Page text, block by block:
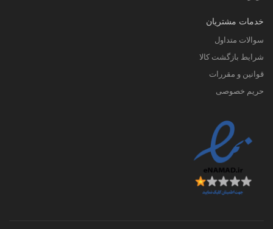
خدمات مشتریان
سوالات متداول
شرایط بازگشت کالا
قوانین و مقررات
حریم خصوصی